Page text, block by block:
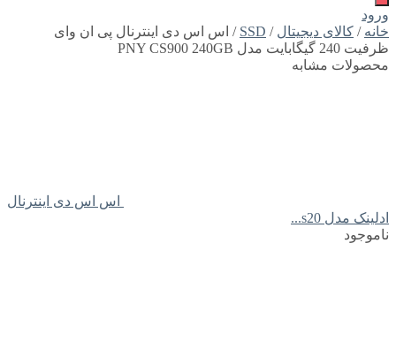
ورود
خانه / کالای دیجیتال /
SSD / اس اس دی اینترنال پی ان وای
ظرفیت 240 گیگابایت مدل PNY CS900 240GB
محصولات مشابه
اس اس دی اینترنال
ادلینک مدل s20...
ناموجود